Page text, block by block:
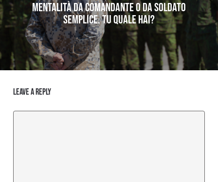
MENTALITÀ DA comandante O DA SOLDATO
SEMPLICE. TU QUALE HAI?
Leave a Reply